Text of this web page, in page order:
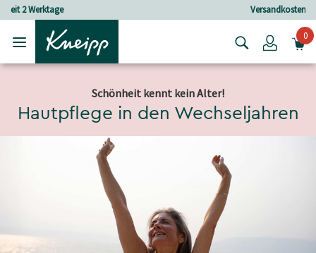
Skip to main content
Skip to footer content
Login0
Schönheit kennt kein Alter!
Hautpflege in den Wechseljahren